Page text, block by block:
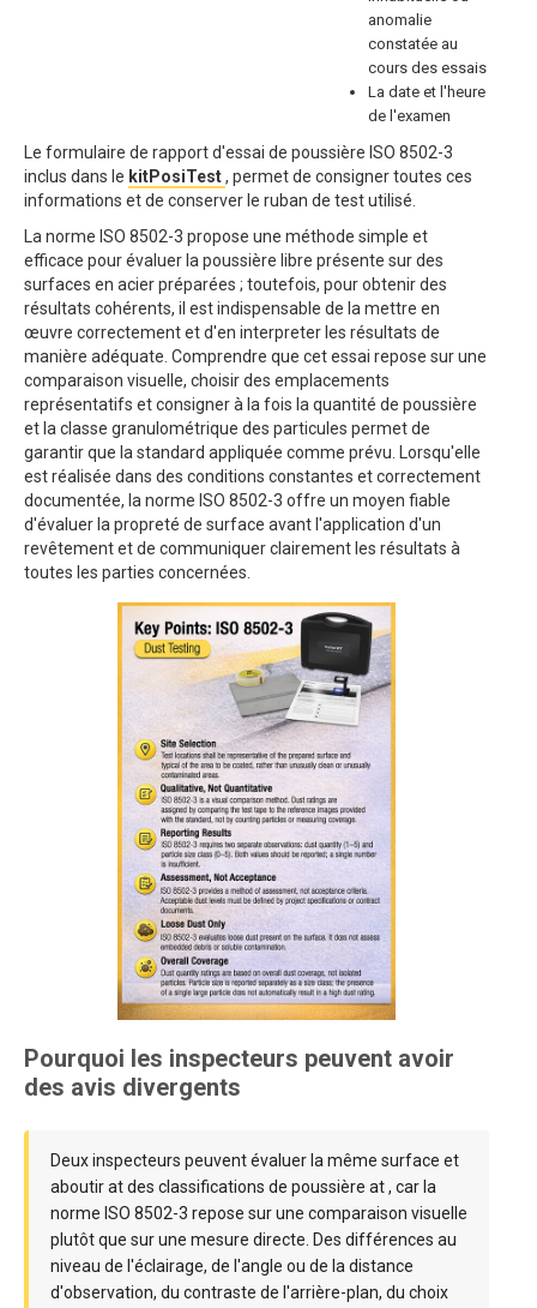
anomalie
constatée au
cours des essais
La date et l'heure
de l'examen
Le formulaire de rapport d'essai de poussière ISO 8502-3
inclus dans le kitPosiTest, permet de consigner toutes ces
informations et de conserver le ruban de test utilisé.
La norme ISO 8502-3 propose une méthode simple et
efficace pour évaluer la poussière libre présente sur des
surfaces en acier préparées ; toutefois, pour obtenir des
résultats cohérents, il est indispensable de la mettre en
œuvre correctement et d'en interpreter les résultats de
manière adéquate. Comprendre que cet essai repose sur une
comparaison visuelle, choisir des emplacements
représentatifs et consigner à la fois la quantité de poussière
et la classe granulométrique des particules permet de
garantir que la standard appliquée comme prévu. Lorsqu'elle
est réalisée dans des conditions constantes et correctement
documentée, la norme ISO 8502-3 offre un moyen fiable
d'évaluer la propreté de surface avant l'application d'un
revêtement et de communiquer clairement les résultats à
toutes les parties concernées.
Pourquoi les inspecteurs peuvent avoir
des avis divergents
Deux inspecteurs peuvent évaluer la même surface et
aboutir at des classifications de poussière at , car la
norme ISO 8502-3 repose sur une comparaison visuelle
plutôt que sur une mesure directe. Des différences au
niveau de l'éclairage, de l'angle ou de la distance
d'observation, du contraste de l'arrière-plan, du choix